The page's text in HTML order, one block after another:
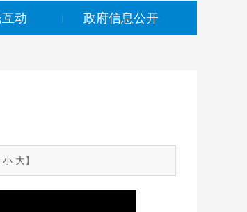
动 政府信息公开
小 大】